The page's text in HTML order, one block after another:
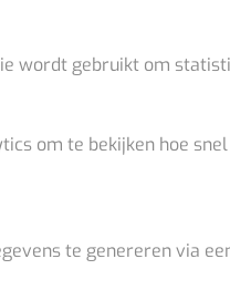
wordt gebruikt om
om te bekijken hoe
te genereren via